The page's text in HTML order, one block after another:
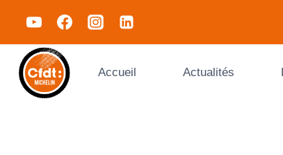
Accueil Actualités